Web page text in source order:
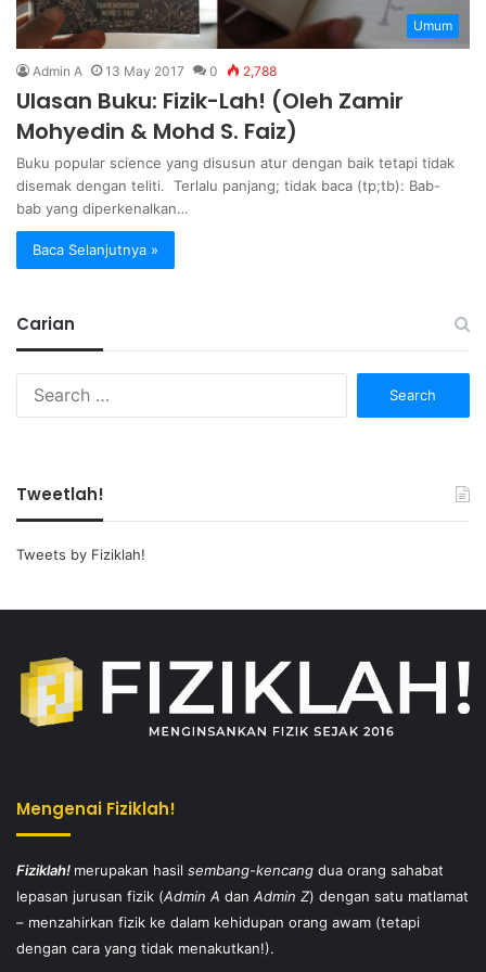
Umum
Admin A 13 May 2017 0 2,788
Ulasan Buku: Fizik-Lah! (Oleh Zamir
Mohyedin & Mohd S. Faiz)
Buku popular science yang disusun atur dengan baik tetapi tidak
disemak dengan teliti. Terlalu panjang; tidak baca (tp;tb): Bab-
bab yang diperkenalkan…
Baca Selanjutnya »
Carian
Tweetlah!
Tweets by Fiziklah!
Mengenai Fiziklah!
Fiziklah! merupakan hasil sembang-kencang dua orang sahabat
lepasan jurusan fizik (Admin A dan Admin Z) dengan satu matlamat
– menzahirkan fizik ke dalam kehidupan orang awam (tetapi
dengan cara yang tidak menakutkan!).